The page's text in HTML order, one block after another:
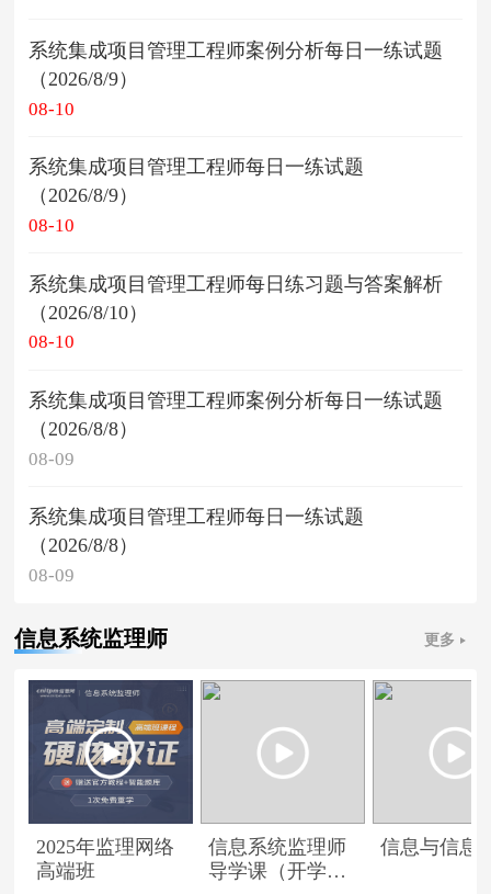
系统集成项目管理工程师案例分析每日一练试题
（2026/8/9）
08-10
系统集成项目管理工程师每日一练试题
（2026/8/9）
08-10
系统集成项目管理工程师每日练习题与答案解析
（2026/8/10）
08-10
系统集成项目管理工程师案例分析每日一练试题
（2026/8/8）
08-09
系统集成项目管理工程师每日一练试题
（2026/8/8）
08-09
信息系统监理师 更多
2025年监理网络
高端班
信息系统监理师
导学课（开学典
信息与信息